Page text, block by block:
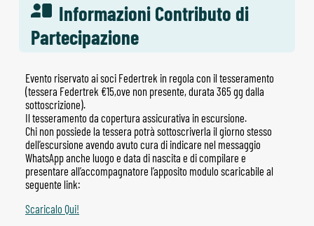
Informazioni Contributo di
Partecipazione
Evento riservato ai soci Federtrek in regola con il tesseramento
(tessera Federtrek €15,ove non presente, durata 365 gg dalla
sottoscrizione).
Il tesseramento da copertura assicurativa in escursione.
Chi non possiede la tessera potrà sottoscriverla il giorno stesso
dell’escursione avendo avuto cura di indicare nel messaggio
WhatsApp anche luogo e data di nascita e di compilare e
presentare all’accompagnatore l’apposito modulo scaricabile al
seguente link:
Scaricalo Qui!